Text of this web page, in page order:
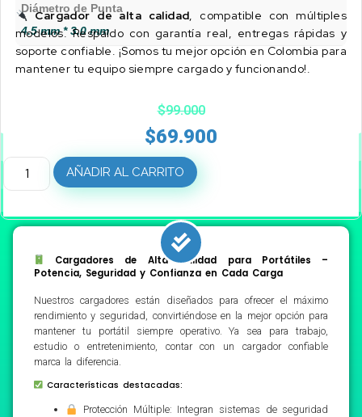
Diámetro de Punta
4.5 mm * 3.0 mm
Cargador de alta calidad, compatible con múltiples
modelos. Respaldo con garantía real, entregas rápidas y
soporte confiable. ¡Somos tu mejor opción en Colombia para
mantener tu equipo siempre cargado y funcionando!.
$99.000
$69.900
AÑADIR AL CARRITO
Cargadores de Alta Calidad para Portátiles –
Potencia, Seguridad y Confianza en Cada Carga
Nuestros cargadores están diseñados para ofrecer el máximo
rendimiento y seguridad, convirtiéndose en la mejor opción para
mantener tu portátil siempre operativo. Ya sea para trabajo,
estudio o entretenimiento, contar con un cargador confiable
marca la diferencia.
Características destacadas:
Protección Múltiple: Integran sistemas de seguridad